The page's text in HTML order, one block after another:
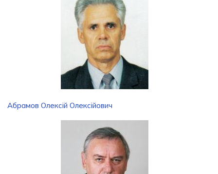
Абрамов Олексій Олексійович